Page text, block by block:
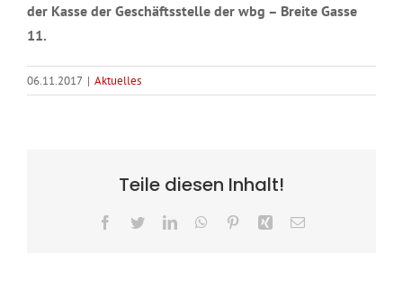
der Kasse der Geschäftsstelle der wbg – Breite Gasse
11.
06.11.2017 | Aktuelles
Teile diesen Inhalt!
Facebook
TwitterLinkedInWhatsApp
PinterestXing E-